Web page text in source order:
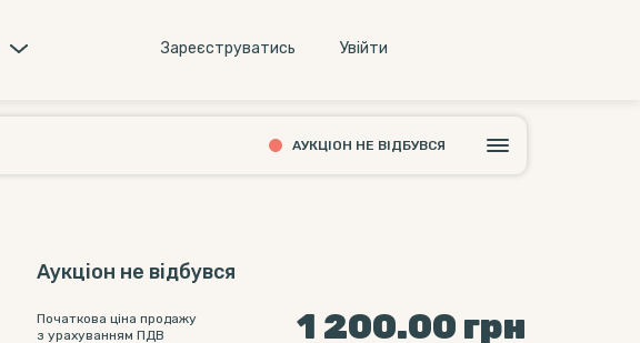
Зареєструватись Увiйти
АУКЦІОН НЕ ВІДБУВСЯ
Аукціон не відбувся
Початкова ціна продажу
з урахуванням ПДВ
1 200.00 грн